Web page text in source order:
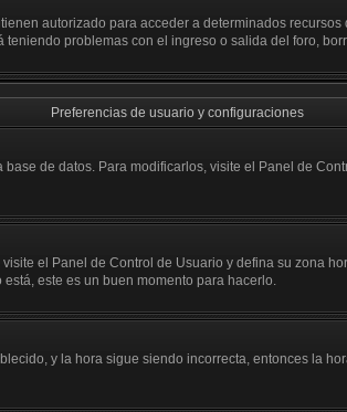
autorizado para acceder a determinados
problemas con el ingreso o salida del foro,
Preferencias de usuario y configuraciones
de datos. Para modificarlos, visite el Panel de
el Panel de Control de Usuario y defina su zona
este es un buen momento para hacerlo.
y la hora sigue siendo incorrecta, entonces la